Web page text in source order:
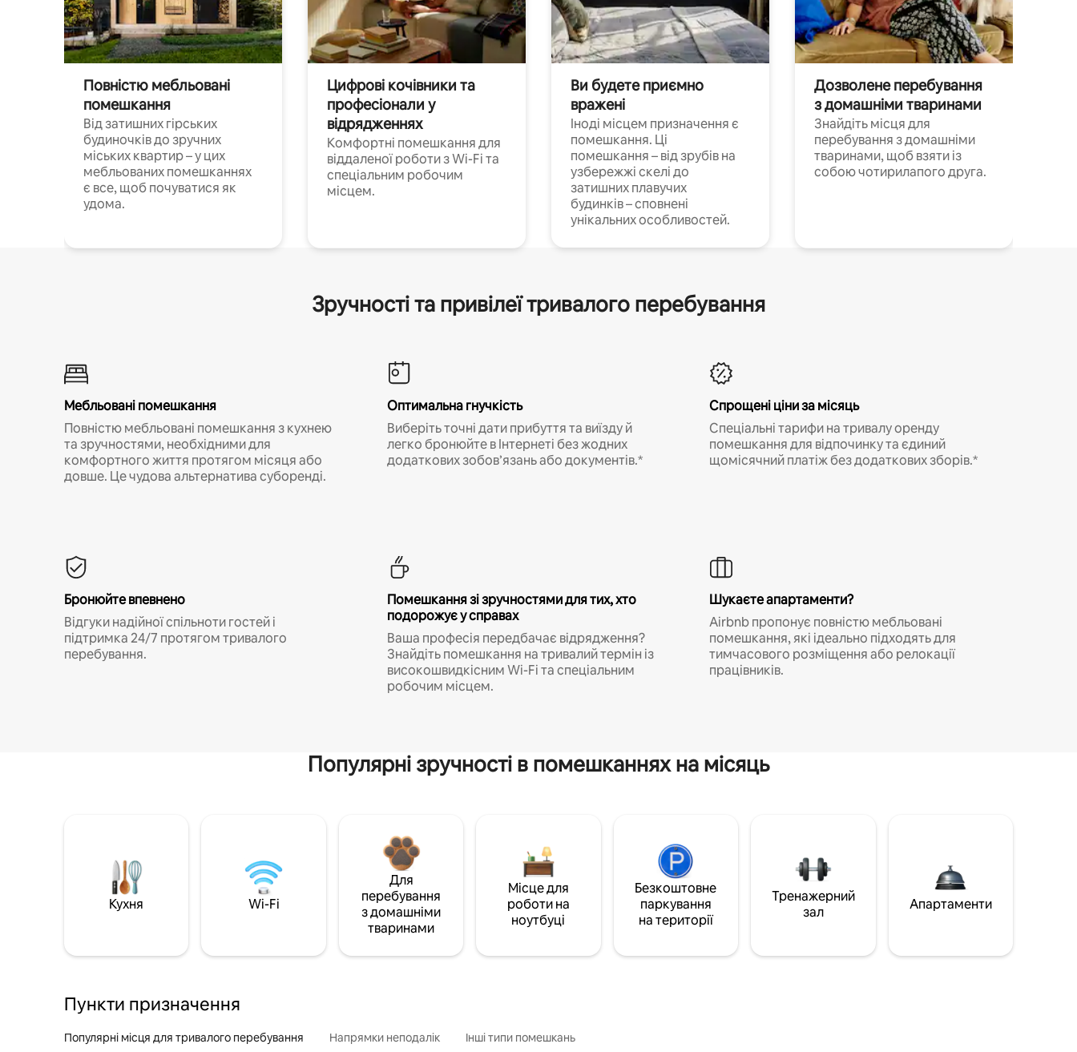
Повністю мебльовані
помешкання
Від затишних гірських
будиночків до зручних
міських квартир – у цих
мебльованих помешканнях
є все, щоб почуватися як
удома.
Цифрові кочівники та
професіонали у
відрядженнях
Комфортні помешкання для
віддаленої роботи з Wi-Fi та
спеціальним робочим
місцем.
Ви будете приємно
вражені
Іноді місцем призначення є
помешкання. Ці
помешкання – від зрубів на
узбережжі скелі до
затишних плавучих
будинків – сповнені
унікальних особливостей.
Дозволене перебування
з домашніми тваринами
Знайдіть місця для
перебування з домашніми
тваринами, щоб взяти із
собою чотирилапого друга.
Зручності та привілеї тривалого перебування
Мебльовані помешкання
Повністю мебльовані помешкання з кухнею
та зручностями, необхідними для
комфортного життя протягом місяця або
довше. Це чудова альтернатива суборенді.
Оптимальна гнучкість
Виберіть точні дати прибуття та виїзду й
легко бронюйте в Інтернеті без жодних
додаткових зобов’язань або документів.*
Спрощені ціни за місяць
Спеціальні тарифи на тривалу оренду
помешкання для відпочинку та єдиний
щомісячний платіж без додаткових зборів.*
Бронюйте впевнено
Відгуки надійної спільноти гостей і
підтримка 24/7 протягом тривалого
перебування.
Помешкання зі зручностями для тих, хто
подорожує у справах
Ваша професія передбачає відрядження?
Знайдіть помешкання на тривалий термін із
високошвидкісним Wi-Fi та спеціальним
робочим місцем.
Шукаєте апартаменти?
Airbnb пропонує повністю мебльовані
помешкання, які ідеально підходять для
тимчасового розміщення або релокації
працівників.
Популярні зручності в помешканнях на місяць
Кухня Wi-Fi
Для
перебування
з домашніми
тваринами
Місце для
роботи на
ноутбуці
Безкоштовне
паркування
на території
Тренажерний
зал
Апартаменти
Пункти призначення
Популярні місця для тривалого перебування Напрямки неподалік Інші типи помешкань